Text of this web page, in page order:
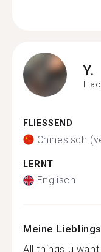
Y.
FLIESSEND
Chinesisch
LERNT
Englisch
Meine
All things u